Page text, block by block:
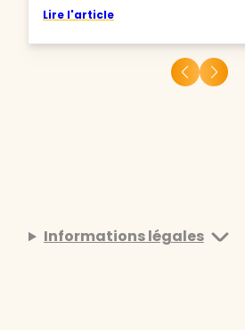
Lire l'article
Informations légales